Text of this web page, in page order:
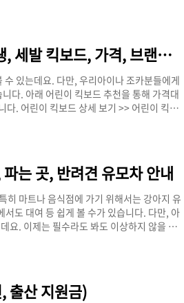
하의 경우 쉽게 얘기할 수 없는 것 같다고 하
등 재밌는 부분만도 볼 수가 있어 아래 쿠팡
어린이 킥보드 추천 Top5! (초등학생, 세발 킥보드, 가격, 브랜드 종류)
있는데요. 다만, 우리아이나 조카분들에게
다. 아래 어린이 킥보드 추천을 통해 가격대
다. 어린이 킥보드 상세 보기 >> 어린이 킥보
>> 모델가격무게KC 안전인증 마크구분
176.000원 ~3.23kgO..
는 곳, 반려견 유모차 안내
히 마트나 음식점에 가기 위해서는 강아지 유
도 대여 등 쉽게 볼 수가 있습니다. 다만, 아
요. 이제는 필수라도 봐도 이상하지 않을 정
차를 비교하여 보시면 좋을 거 같아요. 강
지 무게특징비고피카노리9만
출산 지원금)